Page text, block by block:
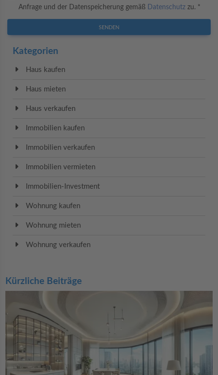
Anfrage und der Datenspeicherung gemäß Datenschutzzu. *
SENDEN
Kategorien
Haus kaufen
Haus mieten
Haus verkaufen
Immobilien kaufen
Immobilien verkaufen
Immobilien vermieten
Immobilien-Investment
Wohnung kaufen
Wohnung mieten
Wohnung verkaufen
Kürzliche Beiträge